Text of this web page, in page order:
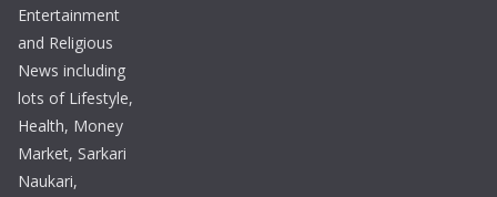
Entertainment
and Religious
News including
lots of Lifestyle,
Health, Money
Market, Sarkari
Naukari,